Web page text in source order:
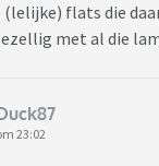
flats die
met al die
23:02